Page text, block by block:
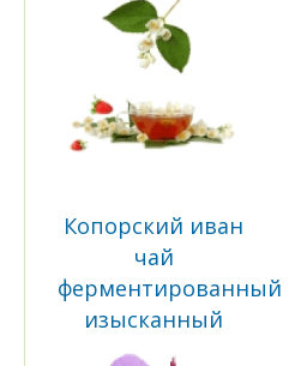
Копорский иван
чай
ферментированный
изысканный